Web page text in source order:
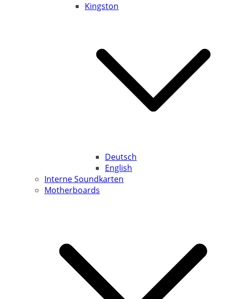
Kingston
Deutsch
English
Interne Soundkarten
Motherboards